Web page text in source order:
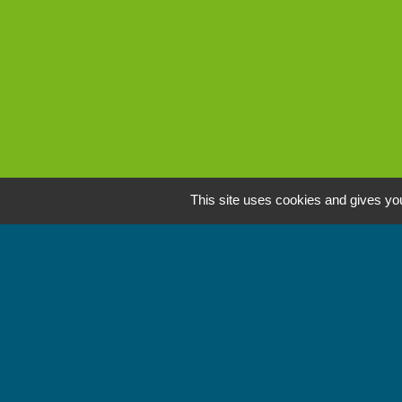
This site uses cookies and gives